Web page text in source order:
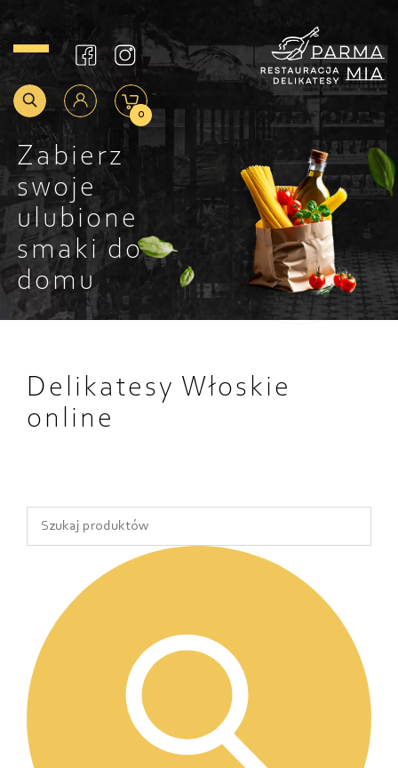
0
Zabierz
swoje
ulubione
smaki do
domu
Delikatesy Włoskie
online